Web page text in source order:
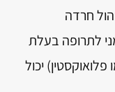
חרדה
לתרופה בעלת
יכול